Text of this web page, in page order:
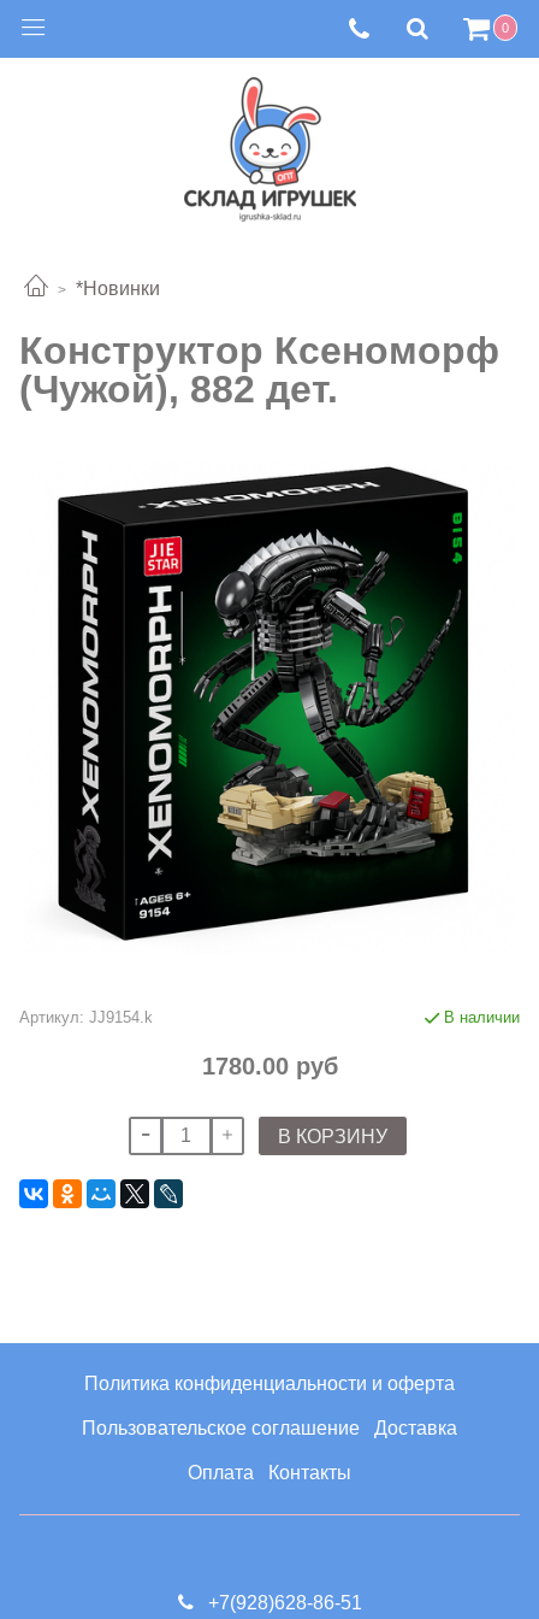
0
*Новинки
Конструктор Ксеноморф
(Чужой), 882 дет.
Артикул: JJ9154.k В наличии
1780.00 руб
В КОРЗИНУ
Политика конфиденциальности и оферта
Пользовательское соглашение Доставка
Оплата Контакты
+7(928)628-86-51